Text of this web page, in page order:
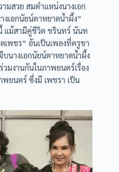
มสวย สมตำแหน่งนางเอก
งเอกนัยน์ตาหยาดน้ำผึ้ง”
แม้สามีคู่ชีวิต ชรินทร์ นันท
เพชร” อันเป็นเพลงที่ครูชา
นางเอกนัยน์ตาหยาดน้ำผึ้ง
มงานกันในภาพยนตร์เรื่อง
พยนตร์ ซึ่งมี เพชรา เป็น